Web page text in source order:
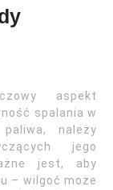
aspekt
spalania w
należy
jego
jest, aby
– wilgoć może